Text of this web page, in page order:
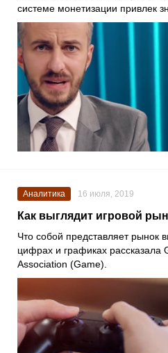
системе монетизации привлек
Аналитика 16 июля, 2019
Как выглядит игровой
Что собой представляет рынок
цифрах и графиках рассказала
Association (Game).